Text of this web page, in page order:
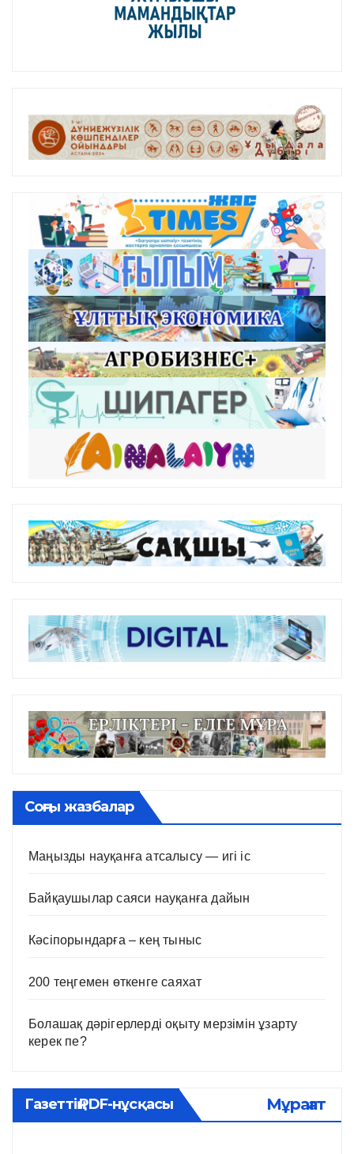
Соңғы жазбалар
Маңызды науқанға атсалысу — игі іс
Байқаушылар саяси науқанға дайын
Кәсіпорындарға – кең тыныс
200 теңгемен өткенге саяхат
Болашақ дәрігерлерді оқыту мерзімін ұзарту
керек пе?
Газеттің PDF-нұсқасы Мұрағат